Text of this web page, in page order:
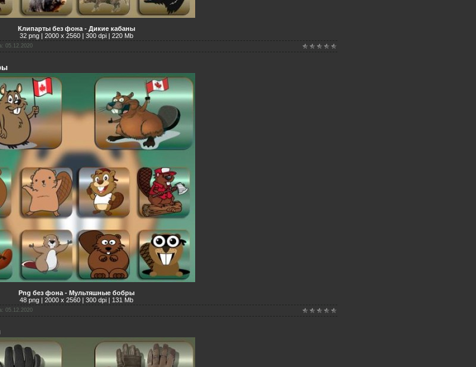
Клипарты без фона - Дикие кабаны
32 png | 2000 х 2560 | 300 dpi | 220 Mb
05.12.2020
Png без фона - Мультяшные бобры
48 png | 2000 х 2560 | 300 dpi | 131 Mb
05.12.2020